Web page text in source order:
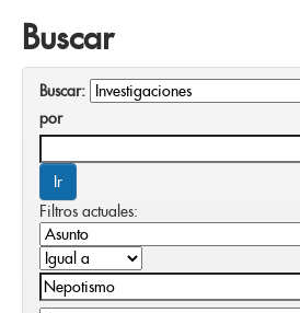
Buscar
Buscar:
por
Filtros actuales: